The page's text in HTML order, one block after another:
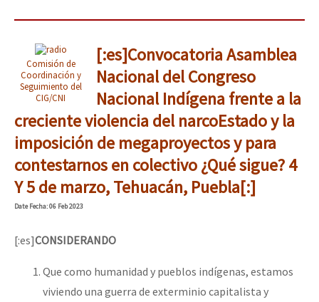
Comisión de
Coordinación y
Seguimiento del
CIG/CNI
[:es]Convocatoria Asamblea
Nacional del Congreso
Nacional Indígena frente a la
creciente violencia del narcoEstado y la
imposición de megaproyectos y para
contestarnos en colectivo ¿Qué sigue? 4
Y 5 de marzo, Tehuacán, Puebla[:]
DateFecha: 06 Feb 2023
[:es]CONSIDERANDO
Que como humanidad y pueblos indígenas, estamos
viviendo una guerra de exterminio capitalista y